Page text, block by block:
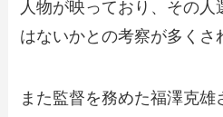
人物が映っており、その
はないかとの考察が多くさ
また監督を務めた福澤克